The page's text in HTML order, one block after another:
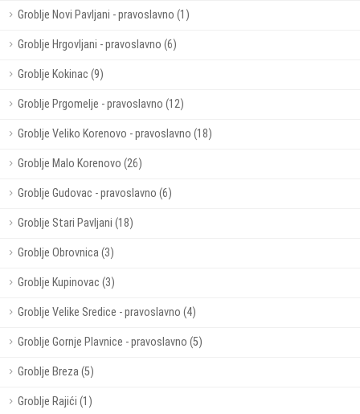
Groblje Novi Pavljani - pravoslavno (1)
Groblje Hrgovljani - pravoslavno (6)
Groblje Kokinac (9)
Groblje Prgomelje - pravoslavno (12)
Groblje Veliko Korenovo - pravoslavno (18)
Groblje Malo Korenovo (26)
Groblje Gudovac - pravoslavno (6)
Groblje Stari Pavljani (18)
Groblje Obrovnica (3)
Groblje Kupinovac (3)
Groblje Velike Sredice - pravoslavno (4)
Groblje Gornje Plavnice - pravoslavno (5)
Groblje Breza (5)
Groblje Rajići (1)